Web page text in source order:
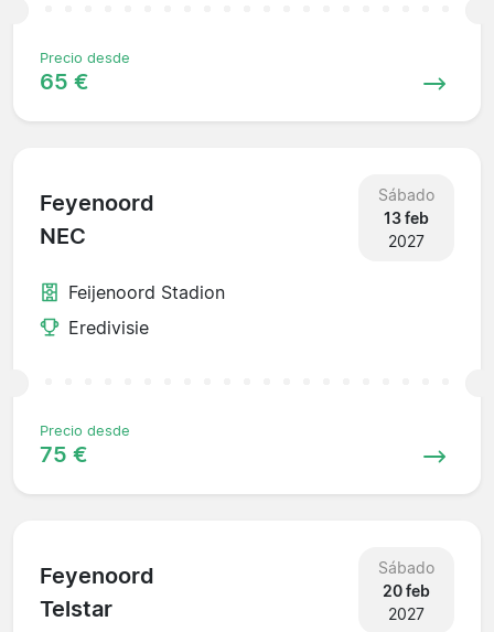
Precio desde
65 €
Feyenoord
NEC
Sábado
13 feb
2027
Feijenoord Stadion
Eredivisie
Precio desde
75 €
Feyenoord
Telstar
Sábado
20 feb
2027